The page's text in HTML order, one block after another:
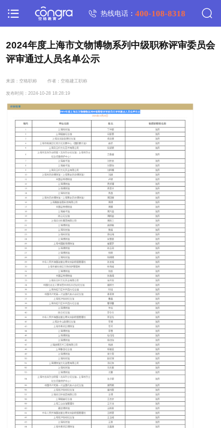
热线电话：400-108-8318
2024年度上海市文物博物系列中级职称评审委员会
评审通过人员名单公示
来源：空格职称 作者：空格建工职称
发布时间：2024-10-28 18:28:19